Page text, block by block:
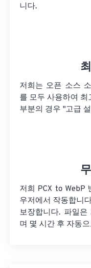
니다.
저희는 오픈 소스
를 모두 사용하여 최
부분의 경우 "고급
저희 PCX to WebP
우저에서 작동합니
보장합니다. 파일
며 몇 시간 후 자동